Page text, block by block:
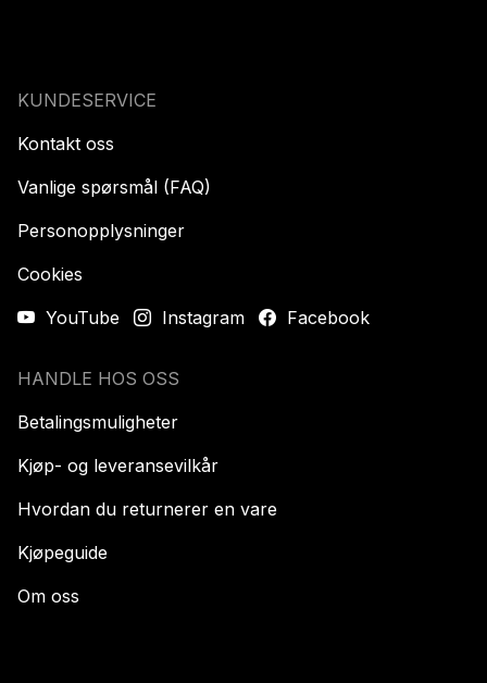
KUNDESERVICE
Kontakt oss
Vanlige spørsmål (FAQ)
Personopplysninger
Cookies
YouTube
Instagram Facebook
HANDLE HOS OSS
Betalingsmuligheter
Kjøp- og leveransevilkår
Hvordan du returnerer en vare
Kjøpeguide
Om oss